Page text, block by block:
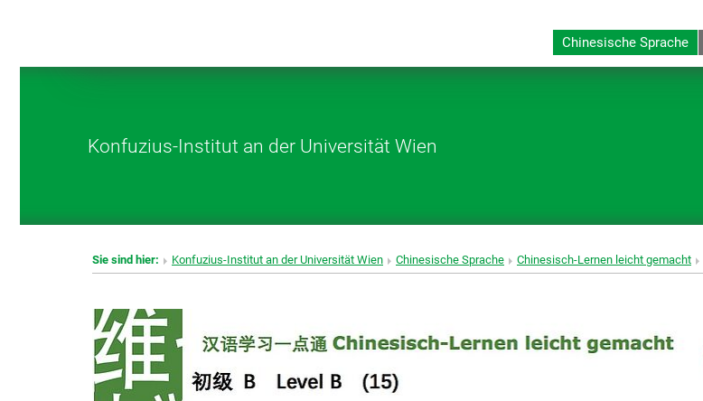
Chinesische Sprache
Konfuzius-Institut an der Universität Wien
Sie sind hier: Konfuzius-Institut an der Universität Wien Chinesische Sprache Chinesisch-Lernen leicht gemacht